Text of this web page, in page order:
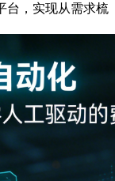
台，实现从需求梳